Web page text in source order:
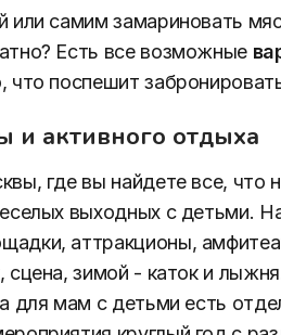
или самим замариновать
Есть все возможные
поспешит
и активного отдыха
где вы найдете все, что
выходных с детьми.
аттракционы,
сцена, зимой - каток и
для мам с детьми есть